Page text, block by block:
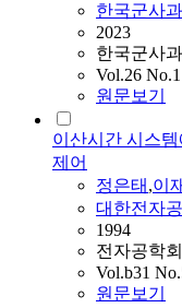
한국군사
2023
한국군사
Vol.26 No.1
원문보기
이산시간 시스템
제어
정은태 ,이
대한전자
1994
전자공학
Vol.b31
원문보기